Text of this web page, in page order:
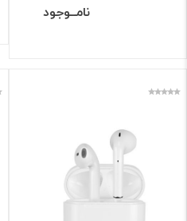
نامــوجود